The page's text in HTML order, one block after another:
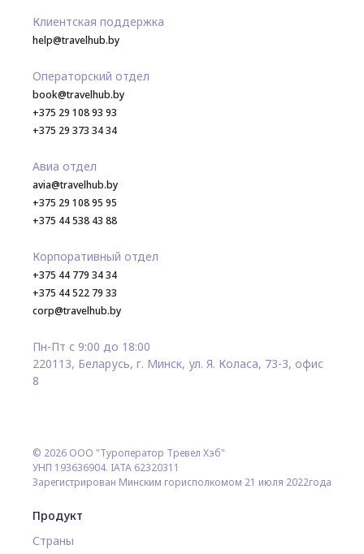
Клиентская поддержка
help@travelhub.by
Операторский отдел
book@travelhub.by
+375 29 108 93 93
+375 29 373 34 34
Авиа отдел
avia@travelhub.by
+375 29 108 95 95
+375 44 538 43 88
Корпоративный отдел
+375 44 779 34 34
+375 44 522 79 33
corp@travelhub.by
Пн-Пт с 9:00 до 18:00
220113, Беларусь, г. Минск, ул. Я. Коласа, 73-3, офис
8
© 2026 ООО "Туроператор Тревел Хэб"
УНП 193636904. IATA 62320311
Зарегистрирован Минским горисполкомом 21 июля 2022года
Продукт
Страны